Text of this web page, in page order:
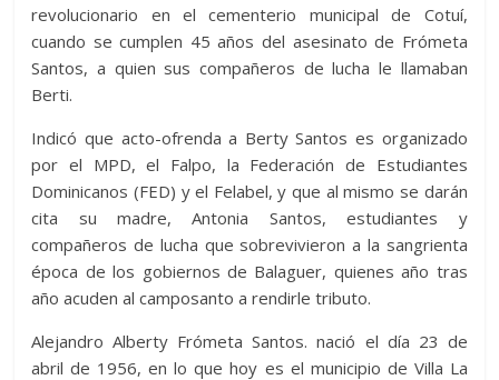
revolucionario en el cementerio municipal de Cotuí,
cuando se cumplen 45 años del asesinato de Frómeta
Santos, a quien sus compañeros de lucha le llamaban
Berti.
Indicó que acto-ofrenda a Berty Santos es organizado
por el MPD, el Falpo, la Federación de Estudiantes
Dominicanos (FED) y el Felabel, y que al mismo se darán
cita su madre, Antonia Santos, estudiantes y
compañeros de lucha que sobrevivieron a la sangrienta
época de los gobiernos de Balaguer, quienes año tras
año acuden al camposanto a rendirle tributo.
Alejandro Alberty Frómeta Santos. nació el día 23 de
abril de 1956, en lo que hoy es el municipio de Villa La